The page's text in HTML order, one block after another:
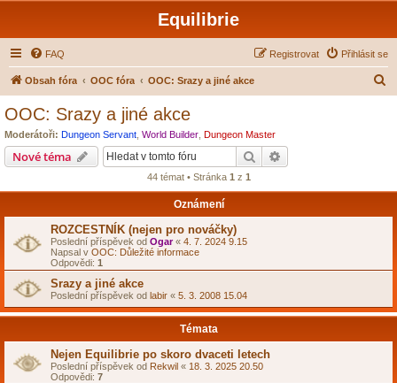
Equilibrie
FAQ Přihlásit se
Registrovat
Obsah fóra OOC fóra OOC: Srazy a jiné akce
OOC: Srazy a jiné akce
Moderátoři: Dungeon Servant World Builder Dungeon Master
Nové téma Hledat
44 témat • Stránka 1 z 1
Oznámení
ROZCESTNÍK (nejen pro nováčky)
Poslední příspěvek od Ogar« 4. 7. 2024 9.15
Napsal v OOC: Důležité informace
Odpovědi: 1
Srazy a jiné akce
Poslední příspěvek od labir « 5. 3. 2008 15.04
Témata
Nejen Equilibrie po skoro dvaceti letech
Poslední příspěvek od Rekwil « 18. 3. 2025 20.50
Odpovědi: 7